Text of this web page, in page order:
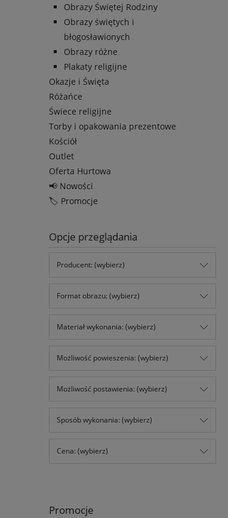
Obrazy Świętej Rodziny
Obrazy świętych i
błogosławionych
Obrazy różne
Plakaty religijne
Okazje i Święta
Różańce
Świece religijne
Torby i opakowania prezentowe
Kościół
Outlet
Oferta Hurtowa
📢 Nowości
🏷️ Promocje
Opcje przeglądania
Producent: (wybierz)
Format obrazu: (wybierz)
Materiał wykonania: (wybierz)
Możliwość powieszenia: (wybierz)
Możliwość postawienia: (wybierz)
Sposób wykonania: (wybierz)
Cena: (wybierz)
Promocje